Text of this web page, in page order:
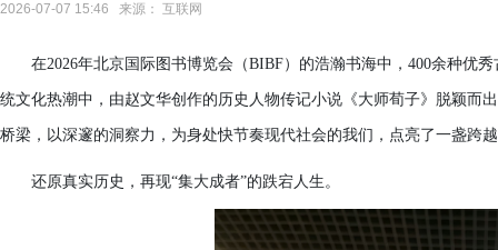
2026-07-07 15:46 来源： 互联网
在2026年北京国际图书博览会（BIBF）的浩瀚书海中，400余种优
统文化热潮中，由赵文华创作的历史人物传记小说《大师荀子》脱颖而
桥梁，以深邃的洞察力，为身处快节奏现代社会的我们，点亮了一盏跨
还原真实历史，再现“集大成者”的跌宕人生。